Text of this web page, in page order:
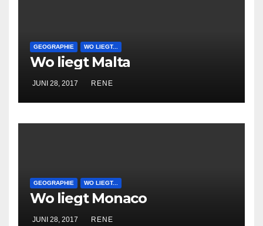
GEOGRAPHIE WO LIEGT...
Wo liegt Malta
JUNI 28, 2017 RENE
GEOGRAPHIE WO LIEGT...
Wo liegt Monaco
JUNI 28, 2017 RENE